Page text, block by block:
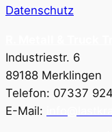
Datenschutz
Industriestr. 6
89188 Merklingen
Telefon: 07337
E-Mail: